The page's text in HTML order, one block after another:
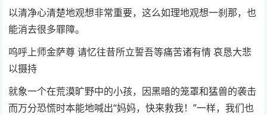
以清净心清楚地观想非常重要，这么如理地观想一刹那，也
能消去很多罪障。
呜呼上师金萨尊 请忆往昔所立誓吾等痛苦诸有情 哀恳大悲
以摄持
就象一个在荒漠旷野中的小孩，因黑暗的笼罩和猛兽的袭击
而万分恐慌时本能地喊出“妈妈，快来救我！”一样，我们也